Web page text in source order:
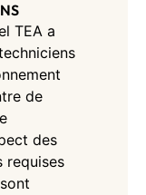
TEA a
de
des
requises